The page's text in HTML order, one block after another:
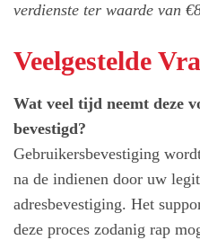
verdienste ter waarde van
Veelgestelde
Wat veel tijd neemt deze
bevestigd?
Gebruikersbevestiging
na de indienen door uw
adresbevestiging. Het
deze proces zodanig rap